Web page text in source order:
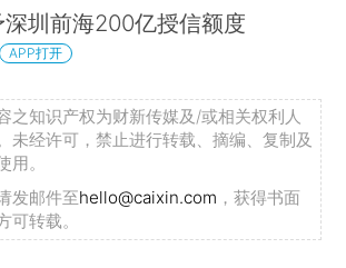
圳前海200亿授信额度
APP打开
之知识产权为财新传媒及/或相关权利人
未经许可，禁止进行转载、摘编、复制及
用。
发邮件至hello@caixin.com ，获得书面
可转载。